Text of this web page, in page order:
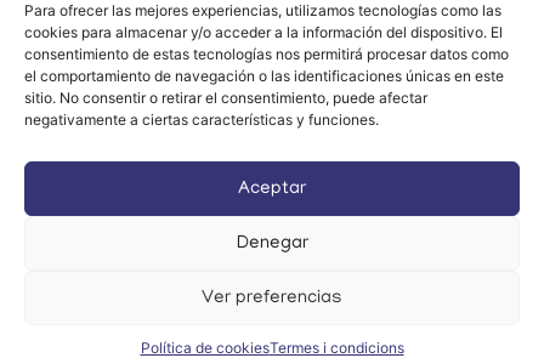
Para ofrecer las mejores experiencias, utilizamos tecnologías como las
cookies para almacenar y/o acceder a la información del dispositivo. El
consentimiento de estas tecnologías nos permitirá procesar datos como
el comportamiento de navegación o las identificaciones únicas en este
sitio. No consentir o retirar el consentimiento, puede afectar
negativamente a ciertas características y funciones.
Aceptar
Denegar
Ver preferencias
Política de cookiesTermes i condicions
Descobrir
Català Español(Spanish)